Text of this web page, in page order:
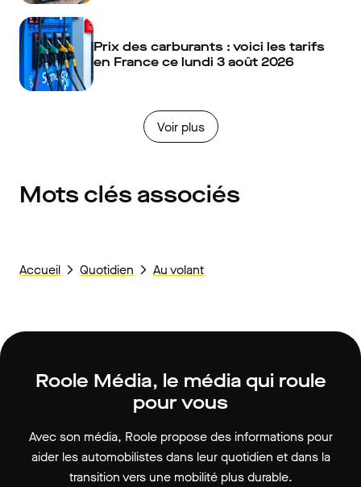
Prix des carburants : voici les tarifs
en France ce lundi 3 août 2026
Voir plus
Mots clés associés
Accueil Quotidien Au volant
Roole Média, le média qui roule
pour vous
Avec son média, Roole propose des informations pour
aider les automobilistes dans leur quotidien et dans la
transition vers une mobilité plus durable.